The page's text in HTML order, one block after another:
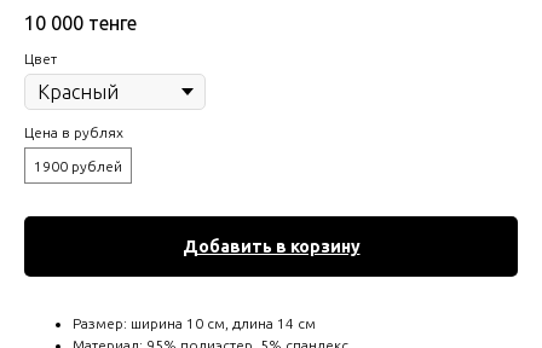
10 000 тенге
Цвет
Цена в рублях
1900 рублей
Добавить в корзину
Размер: ширина 10 см, длина 14 см